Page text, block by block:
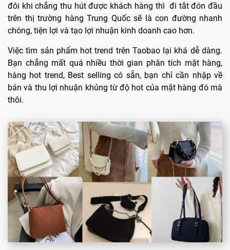
đôi khi chẳng thu hút được khách hàng thì đi tắt đón đầu
trên thị trường hàng Trung Quốc sẽ là con đường nhanh
chóng, tiện lợi và tạo lợi nhuận kinh doanh cao hơn.
Việc tìm sản phẩm hot trend trên Taobao lại khá dễ dàng.
Bạn chẳng mất quá nhiều thời gian phân tích mặt hàng,
hàng hot trend, Best selling có sẵn, bạn chỉ cần nhập về
bán và thu lợi nhuận khủng từ độ hot của mặt hàng đó mà
thôi.